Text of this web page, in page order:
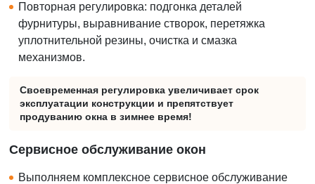
Повторная регулировка: подгонка деталей
фурнитуры, выравнивание створок, перетяжка
уплотнительной резины, очистка и смазка
механизмов.
Своевременная регулировка увеличивает срок
эксплуатации конструкции и препятствует
продуванию окна в зимнее время!
Сервисное обслуживание окон
Выполняем комплексное сервисное обслуживание